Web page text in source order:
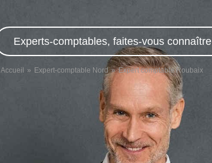
Experts-comptables, faites-vous
Accueil Expert-comptable Nord Expert comptable Roubaix